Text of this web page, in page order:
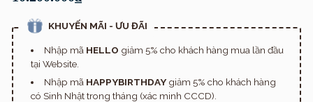
KHUYẾN MÃI - ƯU ĐÃI
Nhập mã HELLO giảm 5% cho khách hàng mua lần đầu
tại Website.
Nhập mã HAPPYBIRTHDAYgiảm 5% cho khách hàng
có Sinh Nhật trong tháng (xác minh CCCD).